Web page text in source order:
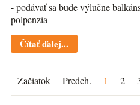
- podávať sa bude výlučne
polpenzia
Čítať ďalej...
Začiatok Predch. 1 2